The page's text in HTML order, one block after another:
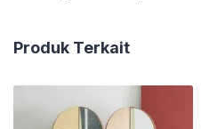
Produk Terkait